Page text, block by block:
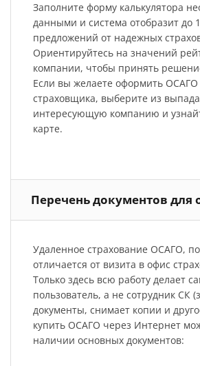
Заполните форму калькулятора
данными и система отобразит до
предложений от надежных
Ориентируйтесь на значений
компании, чтобы принять
Если вы желаете оформить ОСАГО
страховщика, выберите из
интересующую компанию и
карте.
Перечень документов для
Удаленное страхование ОСАГО,
отличается от визита в офис
Только здесь всю работу делает
пользователь, а не сотрудник СК
документы, снимает копии и
купить ОСАГО через Интернет
наличии основных документов: